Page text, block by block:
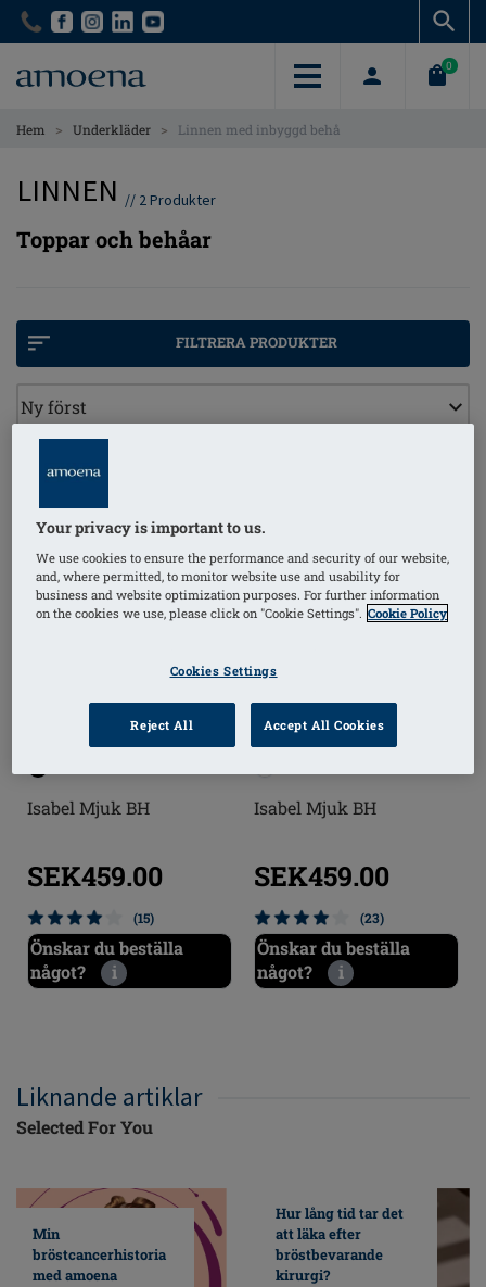
Skip
content
Skip
content
0
Hem > Underkläder > Linnen med inbyggd behå
LINNEN // 2Produkter
Toppar och behåar
FILTRERA PRODUKTER
Isabel Mjuk BH
SEK459.00
(15)
Önskar du beställa
något?
i
Isabel Mjuk BH
SEK459.00
(23)
Önskar du beställa
något?
i
Liknande artiklar
Selected For You
Min
bröstcancerhistoria
med amoena
Hur lång tid tar det
att läka efter
bröstbevarande
kirurgi?
Your privacy is important to us.
We use cookies to ensure the performance and security of our website,
and, where permitted, to monitor website use and usability for
business and website optimization purposes. For further information
on the cookies we use, please click on "Cookie Settings". Cookie Policy
Cookies Settings
Reject All Accept All Cookies